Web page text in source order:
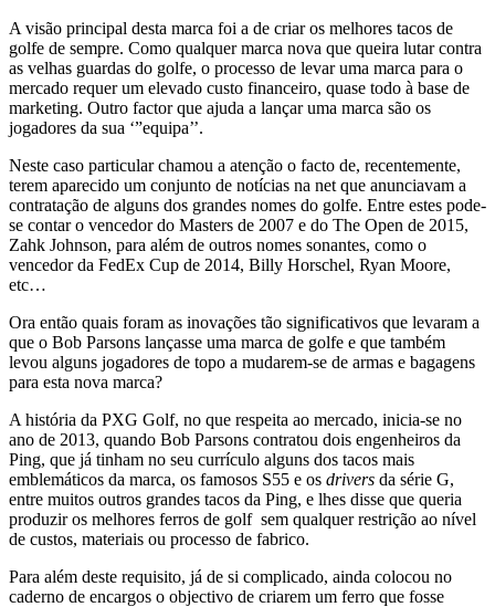
A visão principal desta marca foi a de criar os melhores tacos de
golfe de sempre. Como qualquer marca nova que queira lutar contra
as velhas guardas do golfe, o processo de levar uma marca para o
mercado requer um elevado custo financeiro, quase todo à base de
marketing. Outro factor que ajuda a lançar uma marca são os
jogadores da sua ‘”equipa’’.
Neste caso particular chamou a atenção o facto de, recentemente,
terem aparecido um conjunto de notícias na net que anunciavam a
contratação de alguns dos grandes nomes do golfe. Entre estes pode-
se contar o vencedor do Masters de 2007 e do The Open de 2015,
Zahk Johnson, para além de outros nomes sonantes, como o
vencedor da FedEx Cup de 2014, Billy Horschel, Ryan Moore,
etc…
Ora então quais foram as inovações tão significativos que levaram a
que o Bob Parsons lançasse uma marca de golfe e que também
levou alguns jogadores de topo a mudarem-se de armas e bagagens
para esta nova marca?
A história da PXG Golf, no que respeita ao mercado, inicia-se no
ano de 2013, quando Bob Parsons contratou dois engenheiros da
Ping, que já tinham no seu currículo alguns dos tacos mais
emblemáticos da marca, os famosos S55 e os drivers da série G,
entre muitos outros grandes tacos da Ping, e lhes disse que queria
produzir os melhores ferros de golf sem qualquer restrição ao nível
de custos, materiais ou processo de fabrico.
Para além deste requisito, já de si complicado, ainda colocou no
caderno de encargos o objectivo de criarem um ferro que fosse